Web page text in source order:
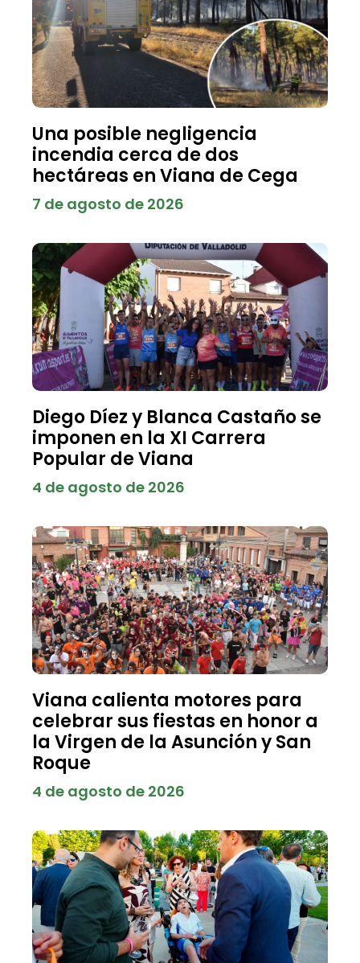
Una posible negligencia
incendia cerca de dos
hectáreas en Viana de Cega
7 de agosto de 2026
Diego Díez y Blanca Castaño se
imponen en la XI Carrera
Popular de Viana
4 de agosto de 2026
Viana calienta motores para
celebrar sus fiestas en honor a
la Virgen de la Asunción y San
Roque
4 de agosto de 2026